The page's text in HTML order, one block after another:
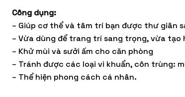
Công dụng:
– Giúp cơ thể và tâm trí bạn được thư giãn
– Vừa dùng để trang trí sang trọng, vừa tạo
– Khử mùi và sưởi ấm cho căn phòng
– Tránh được các loại vi khuẩn, côn trùng:
– Thể hiện phong cách cá nhân.
Nến thơm Glamor Vetyver GoodCharme
450.000 VND